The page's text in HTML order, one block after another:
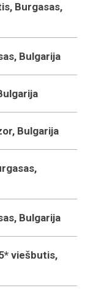
Burgasas,
Bulgarija
Bulgarija
Bulgarija
viešbutis,